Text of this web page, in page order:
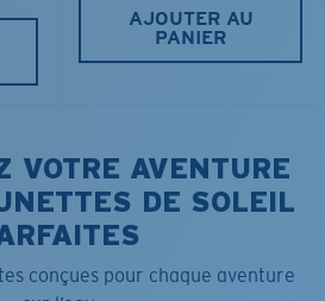
AJOUTER AU
PANIER
VOTRE AVENTURE
DE SOLEIL
conçues pour chaque aventure